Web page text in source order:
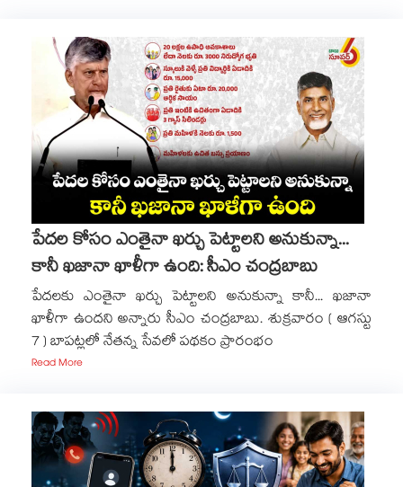
పేదల కోసం ఎంతైనా ఖర్చు పెట్టాలని అనుకున్నా...
కానీ ఖజానా ఖాళీగా ఉంది: సీఎం చంద్రబాబు
పేదలకు ఎంతైనా ఖర్చు పెట్టాలని అనుకున్నా కానీ... ఖజానా
ఖాళీగా ఉందని అన్నారు సీఎం చంద్రబాబు. శుక్రవారం ( ఆగస్టు
7 ) బాపట్లలో నేతన్న సేవలో పథకం ప్రారంభం
Read More